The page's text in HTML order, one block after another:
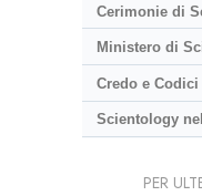
Cerimonie di
Ministero di
Credo e
Scientology
PER